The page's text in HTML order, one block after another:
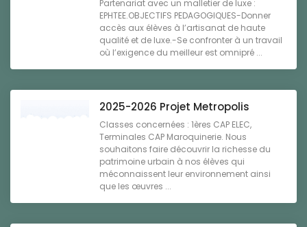
Partenariat avec un malletier de luxe :
EPHTEE.OBJECTIFS PEDAGOGIQUES-Donner
accès aux élèves à l’artisanat de haute
qualité et de luxe.-Se confronter à un travail
où l’exigence du meilleur est omnipré ...
2025-2026 Projet Metropolis
Classes concernées : 1ères CAP ELEC,
Terminales CAP Maroquinerie. Nous
souhaitons faire découvrir la richesse du
patrimoine urbain à nos élèves qui
méconnaissent leur environnement ainsi
que les œuvres ...